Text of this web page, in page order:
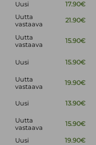
Uusi 17.90€
Uutta
vastaava
21.90€
Uutta
vastaava
15.90€
Uusi 15.90€
Uutta
vastaava
19.90€
Uusi 13.90€
Uutta
vastaava
15.90€
Uusi
19.90€